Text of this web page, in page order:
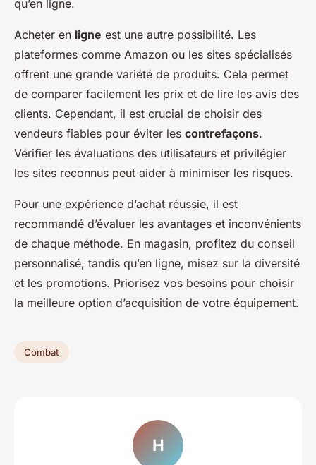
qu’en ligne.
Acheter en ligne est une autre possibilité. Les
plateformes comme Amazon ou les sites spécialisés
offrent une grande variété de produits. Cela permet
de comparer facilement les prix et de lire les avis des
clients. Cependant, il est crucial de choisir des
vendeurs fiables pour éviter les contrefaçons.
Vérifier les évaluations des utilisateurs et privilégier
les sites reconnus peut aider à minimiser les risques.
Pour une expérience d’achat réussie, il est
recommandé d’évaluer les avantages et inconvénients
de chaque méthode. En magasin, profitez du conseil
personnalisé, tandis qu’en ligne, misez sur la diversité
et les promotions. Priorisez vos besoins pour choisir
la meilleure option d’acquisition de votre équipement.
Combat
H